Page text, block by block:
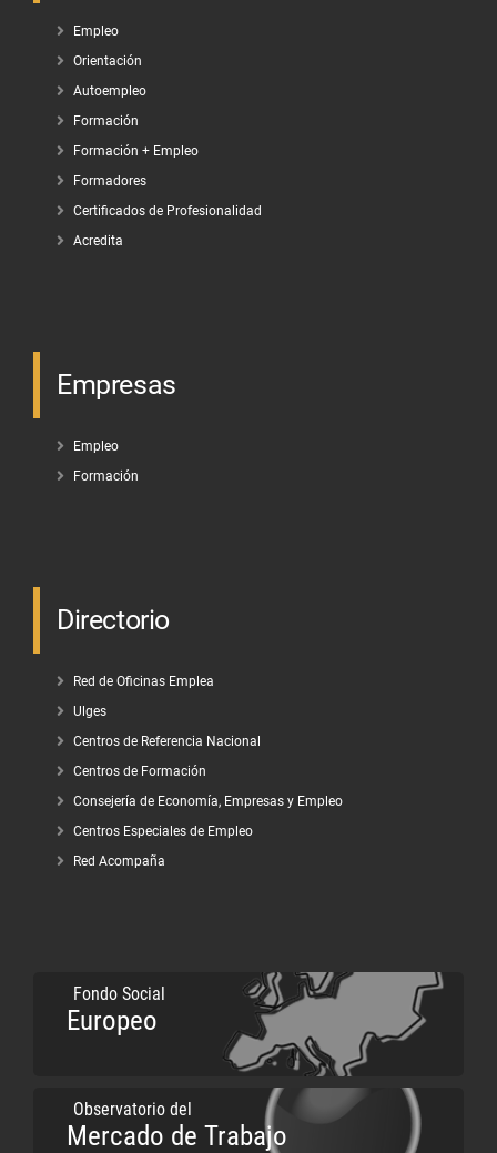
Empleo
Orientación
Autoempleo
Formación
Formación + Empleo
Formadores
Certificados de Profesionalidad
Acredita
Empresas
Empleo
Formación
Directorio
Red de Oficinas Emplea
Ulges
Centros de Referencia Nacional
Centros de Formación
Consejería de Economía, Empresas y Empleo
Centros Especiales de Empleo
Red Acompaña
Fondo Social
Europeo
Observatorio del
Mercado de Trabajo